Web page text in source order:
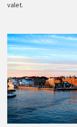
valet.